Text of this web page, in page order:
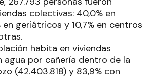
colectivas: 40,0% en
en geriátricos y 10,7% en centros
habita en viviendas
agua por cañería dentro de la
(42.403.818) y 83,9% con